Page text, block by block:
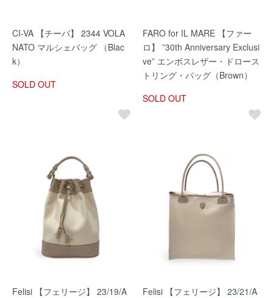
CI-VA 【チーバ】 2344 VOLA
NATO マルシェバッグ （Blac
k）
SOLD OUT
FARO for IL MARE 【ファー
ロ】 ”30th Anniversary Exclusi
ve” エンボスレザー・ドロース
トリング・バッグ（Brown）
SOLD OUT
Felisi 【フェリージ】 23/19/A Felisi 【フェリージ】 23/21/A